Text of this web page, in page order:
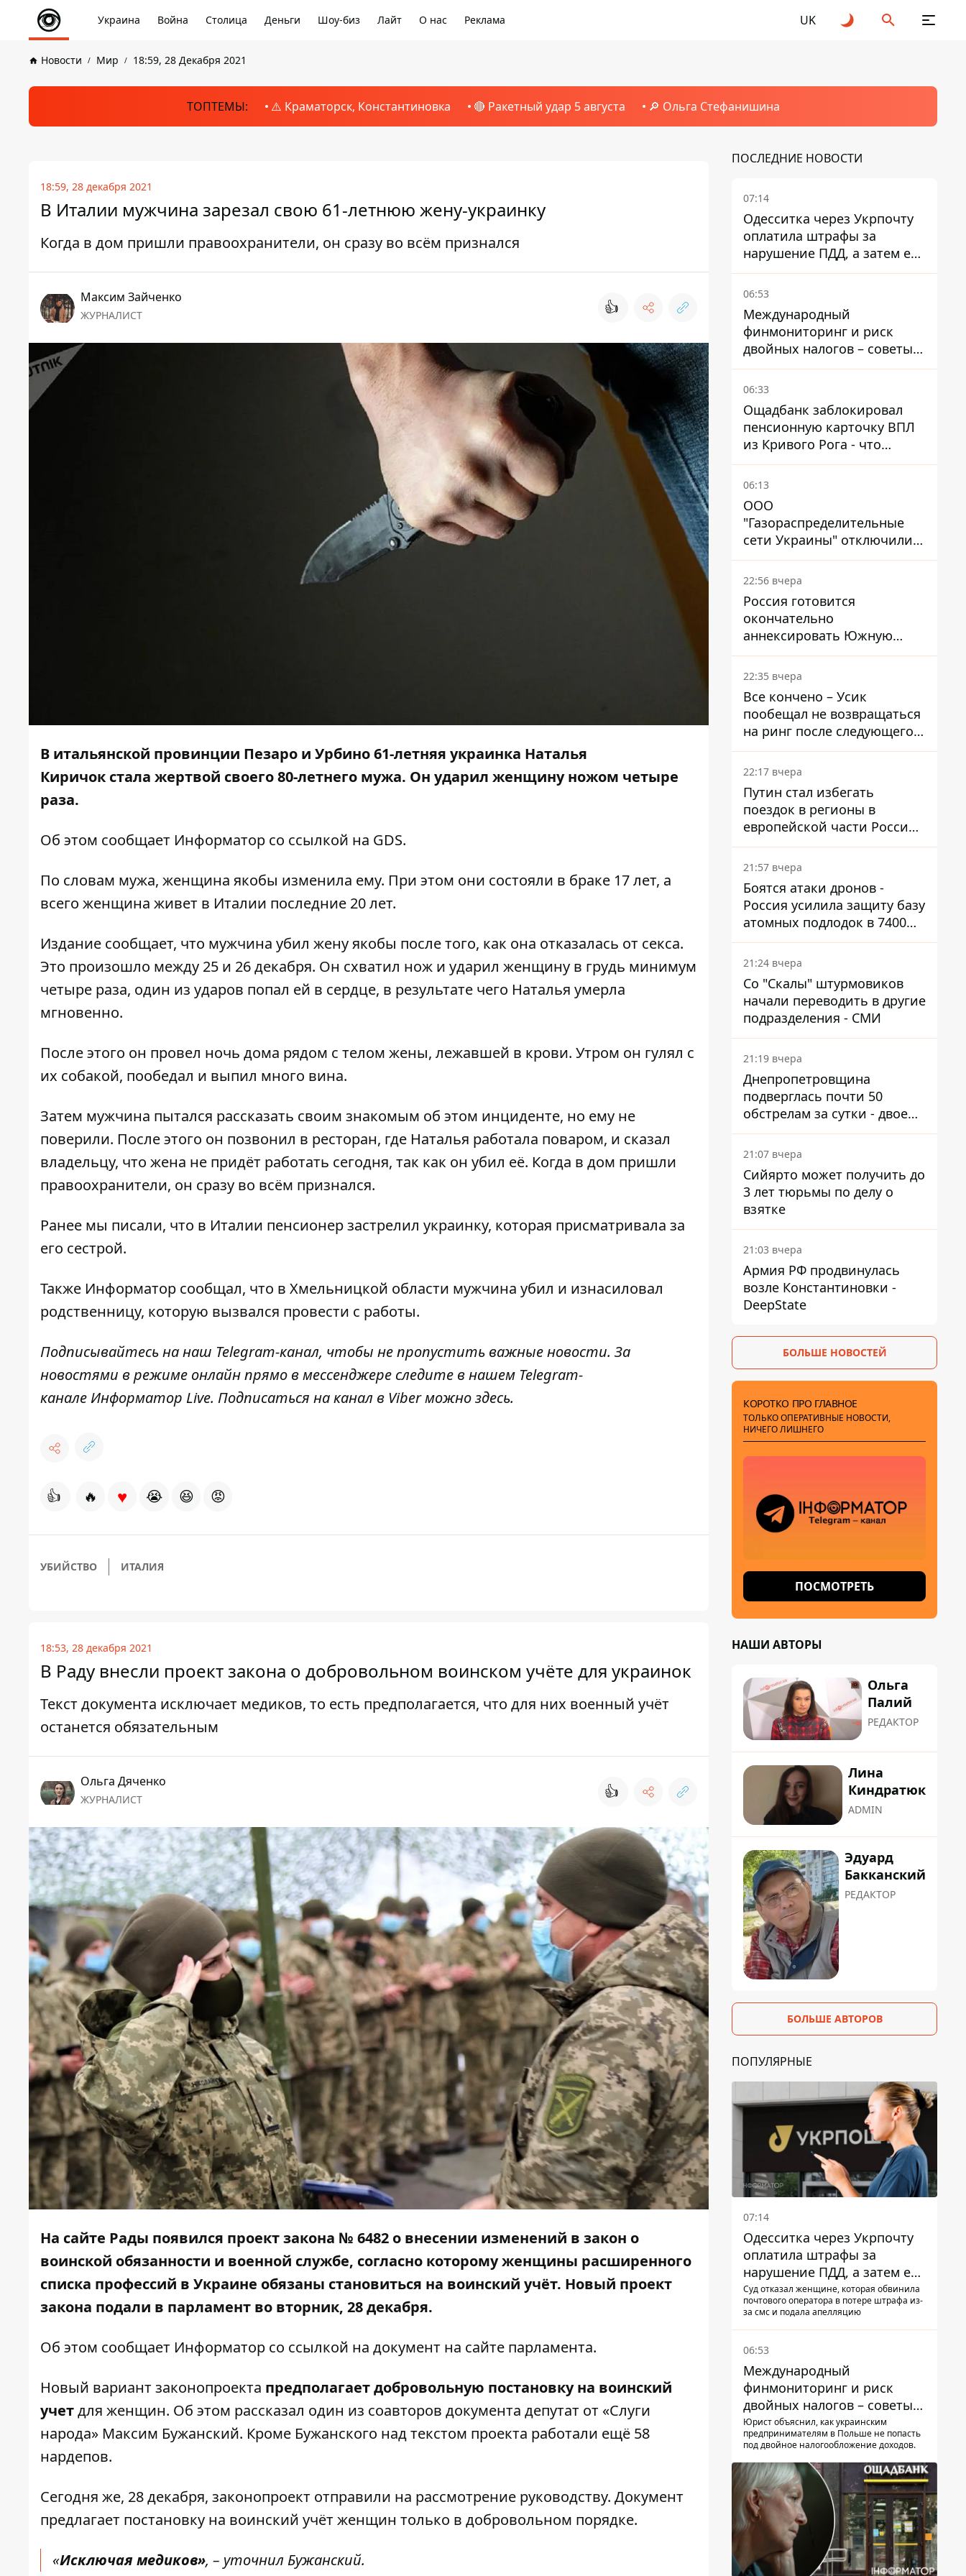
Украина Война Столица Деньги Шоу-биз Лайт О нас Реклама UK
Новости Мир 18:59, 28 Декабря 2021
ТОПТЕМЫ: ⚠️ Краматорск, Константиновка 🔴 Ракетный удар 5 августа 🔎 Ольга Стефанишина
18:59, 28 декабря 2021
В Италии мужчина зарезал свою 61-летнюю жену-украинку
Когда в дом пришли правоохранители, он сразу во всём признался
Максим Зайченко
ЖУРНАЛИСТ 👍
В итальянской провинции Пезаро и Урбино 61-летняя украинка Наталья
Киричок стала жертвой своего 80-летнего мужа. Он ударил женщину ножом четыре
раза.
Об этом сообщает Информатор со ссылкой на GDS.
По словам мужа, женщина якобы изменила ему. При этом они состояли в браке 17 лет, а
всего женщина живет в Италии последние 20 лет.
Издание сообщает, что мужчина убил жену якобы после того, как она отказалась от секса.
Это произошло между 25 и 26 декабря. Он схватил нож и ударил женщину в грудь минимум
четыре раза, один из ударов попал ей в сердце, в результате чего Наталья умерла
мгновенно.
После этого он провел ночь дома рядом с телом жены, лежавшей в крови. Утром он гулял с
их собакой, пообедал и выпил много вина.
Затем мужчина пытался рассказать своим знакомым об этом инциденте, но ему не
поверили. После этого он позвонил в ресторан, где Наталья работала поваром, и сказал
владельцу, что жена не придёт работать сегодня, так как он убил её. Когда в дом пришли
правоохранители, он сразу во всём признался.
Ранее мы писали, что в Италии пенсионер застрелил украинку, которая присматривала за
его сестрой.
Также Информатор сообщал, что в Хмельницкой области мужчина убил и изнасиловал
родственницу, которую вызвался провести с работы.
Подписывайтесь на наш Telegram-канал, чтобы не пропустить важные новости. За
новостями в режиме онлайн прямо в мессенджере следите в нашем Telegram-
канале Информатор Live. Подписаться на канал в Viber можноздесь.
👍 🔥 ♥ 😭 😆 😡
УБИЙСТВО ИТАЛИЯ
18:53, 28 декабря 2021
В Раду внесли проект закона о добровольном воинском учёте для украинок
Текст документа исключает медиков, то есть предполагается, что для них военный учёт
останется обязательным
Ольга Дяченко
ЖУРНАЛИСТ 👍
На сайте Рады появился проект закона № 6482 о внесении изменений в закон о
воинской обязанности и военной службе, согласно которому женщины расширенного
списка профессий в Украине обязаны становиться на воинский учёт. Новый проект
закона подали в парламент во вторник, 28 декабря.
Об этом сообщает Информатор со ссылкой на документ на сайте парламента.
Новый вариант законопроекта предполагает добровольную постановку на воинский
учетдля женщин. Об этом рассказал один из соавторов документа депутат от «Слуги
народа» Максим Бужанский. Кроме Бужанского над текстом проекта работали ещё 58
нардепов.
Сегодня же, 28 декабря, законопроект отправили на рассмотрение руководству. Документ
предлагает постановку на воинский учёт женщин только в добровольном порядке.
«Исключая медиков», – уточнил Бужанский.
ПОСЛЕДНИЕ НОВОСТИ
07:14
Одесситка через Укрпочту
оплатила штрафы за
нарушение ПДД, а затем ее
счета заблокировали - в
чем причина и что решил
06:53
Международный
финмониторинг и риск
двойных налогов – советы
украинцам в Польше
06:33
Ощадбанк заблокировал
пенсионную карточку ВПЛ
из Кривого Рога - что
решил суд
06:13
ООО
"Газораспределительные
сети Украины" отключили
львовянке газ - что решил
суд
22:56 вчера
Россия готовится
окончательно
аннексировать Южную
Осетию – страны НАТО
обеспокоены
22:35 вчера
Все кончено – Усик
пообещал не возвращаться
на ринг после следующего
боя
22:17 вчера
Путин стал избегать
поездок в регионы в
европейской части России,
куда регулярно долетают
дроны
21:57 вчера
Боятся атаки дронов -
Россия усилила защиту базу
атомных подлодок в 7400
км от Украины
21:24 вчера
Со "Скалы" штурмовиков
начали переводить в другие
подразделения - СМИ
21:19 вчера
Днепропетровщина
подверглась почти 50
обстрелам за сутки - двое
погибших, шесть
пострадавших
21:07 вчера
Сийярто может получить до
3 лет тюрьмы по делу о
взятке
21:03 вчера
Армия РФ продвинулась
возле Константиновки -
DeepState
БОЛЬШЕ НОВОСТЕЙ
КОРОТКО ПРО ГЛАВНОЕ
ТОЛЬКО ОПЕРАТИВНЫЕ НОВОСТИ,
НИЧЕГО ЛИШНЕГО
ПОСМОТРЕТЬ
НАШИ АВТОРЫ
Ольга
Палий
РЕДАКТОР
Лина
Киндратюк
ADMIN
Эдуард
Бакканский
РЕДАКТОР
БОЛЬШЕ АВТОРОВ
ПОПУЛЯРНЫЕ
07:14
Одесситка через Укрпочту
оплатила штрафы за
нарушение ПДД, а затем ее
счета заблокировали - в
чем причина и что решил
Суд отказал женщине, которая обвинила
почтового оператора в потере штрафа из-
за смс и подала апелляцию
06:53
Международный
финмониторинг и риск
двойных налогов – советы
украинцам в Польше
Юрист объяснил, как украинским
предпринимателям в Польше не попасть
под двойное налогообложение доходов.